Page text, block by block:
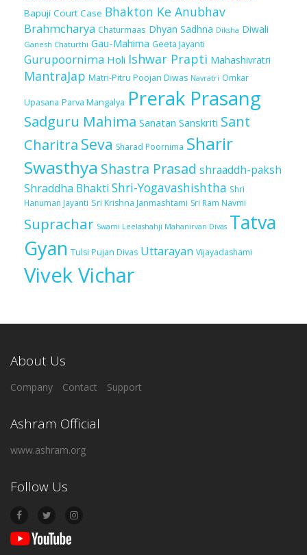
Bapuji Court Case Bhakton Ke Anubhav
Brahmcharya Chaturmaas Dhyan Sadhna Diksha Diwali
Ganesh Chaturthi Gau-Mahima Geeta Jayanti
Gurupoornima Holi Ishwar Prapti Mahashivratri
MantraJap Matri-Pitru Poojan Diwas Navratri Omkar
Upasana Parva Mangalya Prerak Prasang
Sadguru Mahima Sanatan Sanskriti Sant
Charitra Seva Sharad Poornima Sharir
Swasthya Shastra Prasad shraaddh-paksh
Shraddha Bhakti Shri-Yogavashishtha Shri
Hanuman Jayanti Sri Krishna Janmashtami Sri Ram Navmi
Suprachar Swami Leelashahji Mahanirvan Divas Tatva
Gyan Tulsi Pujan Divas Uttarayan Vijayadashami
Vivek Vichar
About Us
Company Contact Support
Ashram Official
www.ashram.org
Follow Us